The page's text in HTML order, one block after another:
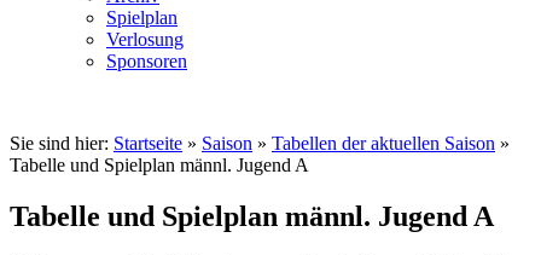
Spielplan
Verlosung
Sponsoren
Sie sind hier: Startseite » Saison » Tabellen der aktuellen Saison »
Tabelle und Spielplan männl. Jugend A
Tabelle und Spielplan männl. Jugend A